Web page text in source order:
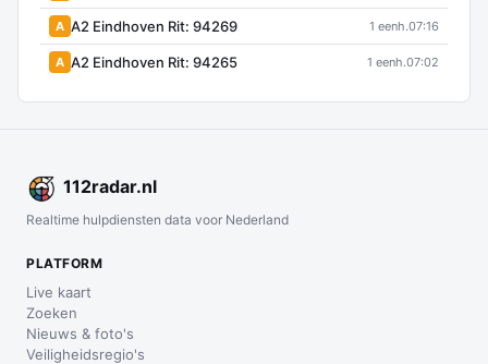
A A2 Eindhoven Rit: 94269 1 eenh.07:16
A A2 Eindhoven Rit: 94265 1 eenh.07:02
112radar.nl
Realtime hulpdiensten data voor Nederland
PLATFORM
Live kaart
Zoeken
Nieuws & foto's
Veiligheidsregio's